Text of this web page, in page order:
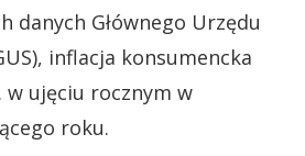
danych Głównego Urzędu
inflacja konsumencka
w ujęciu rocznym w
roku.